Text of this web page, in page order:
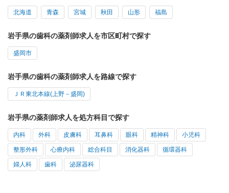
北海道 青森 宮城 秋田 山形 福島
岩手県の歯科の薬剤師求人を市区町村で探す
盛岡市
岩手県の歯科の薬剤師求人を路線で探す
ＪＲ東北本線(上野－盛岡)
岩手県の薬剤師求人を処方科目で探す
内科 外科 皮膚科 耳鼻科 眼科 精神科 小児科
整形外科 心療内科 総合科目 消化器科 循環器科
婦人科 歯科 泌尿器科